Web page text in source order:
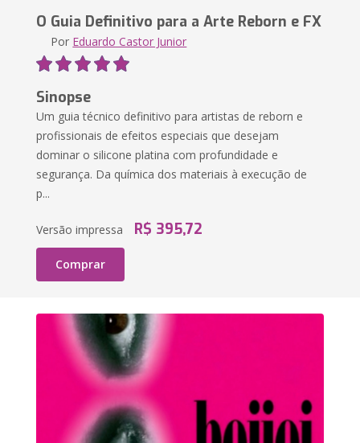
O Guia Definitivo para a Arte Reborn e FX
Por Eduardo Castor Junior
Sinopse
Um guia técnico definitivo para artistas de reborn e
profissionais de efeitos especiais que desejam
dominar o silicone platina com profundidade e
segurança. Da química dos materiais à execução de
p...
Versão impressa R$ 395,72
Comprar